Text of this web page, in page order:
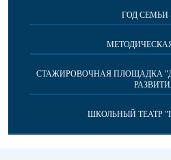
ГОД СЕМЬИ -
СТАЖИРОВОЧНАЯ ПЛОЩАДКА
ШКОЛЬНЫЙ ТЕАТР